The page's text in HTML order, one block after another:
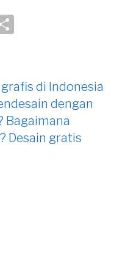
e
di Indonesia
dengan
Bagaimana
Desain gratis